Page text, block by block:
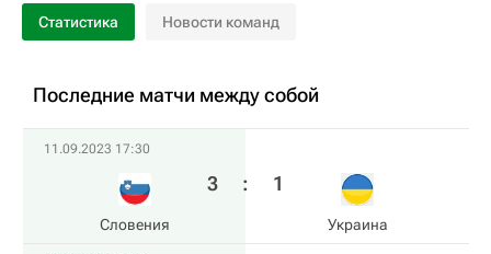
Статистика Новости команд
Последние матчи между собой
11.09.2023 17:30
Словения
3 : 1
Украина